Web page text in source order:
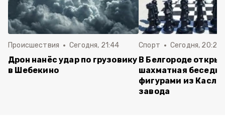
Происшествия Сегодня, 21:44
Дрон нанёс удар по грузовику
в Шебекино
Спорт Сегодня, 20:24
В Белгороде
шахматная
фигурами из
завода